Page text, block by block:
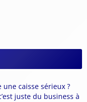
une caisse sérieux ?
juste du business à